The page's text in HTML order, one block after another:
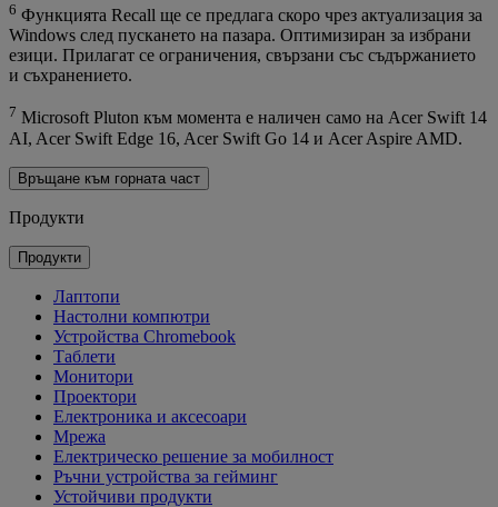
6 Функцията Recall ще се предлага скоро чрез актуализация за
Windows след пускането на пазара. Оптимизиран за избрани
езици. Прилагат се ограничения, свързани със съдържанието
и съхранението.
7 Microsoft Pluton към момента е наличен само на Acer Swift 14
AI, Acer Swift Edge 16, Acer Swift Go 14 и Acer Aspire AMD.
Връщане към горната част
Продукти
Продукти
Лаптопи
Настолни компютри
Устройства Chromebook
Таблети
Монитори
Проектори
Електроника и аксесоари
Мрежа
Електрическо решение за мобилност
Ръчни устройства за гейминг
Устойчиви продукти